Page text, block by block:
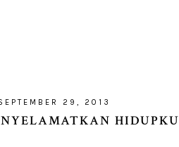
29, 2013
HIDUPKU